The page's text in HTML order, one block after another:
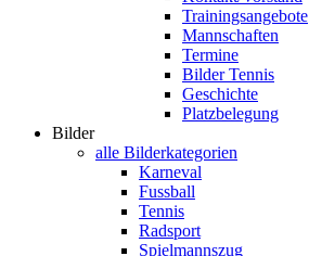
Trainingsangebote
Mannschaften
Termine
Bilder Tennis
Geschichte
Platzbelegung
Bilder
alle Bilderkategorien
Karneval
Fussball
Tennis
Radsport
Spielmannszug